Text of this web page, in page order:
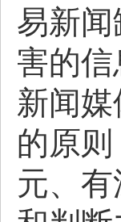
易新
害的
新闻
的原
元、